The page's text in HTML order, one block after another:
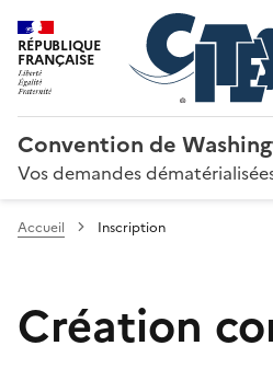
RÉPUBLIQUE
FRANÇAISE
Convention de
Vos demandes
Accueil Inscription
Création